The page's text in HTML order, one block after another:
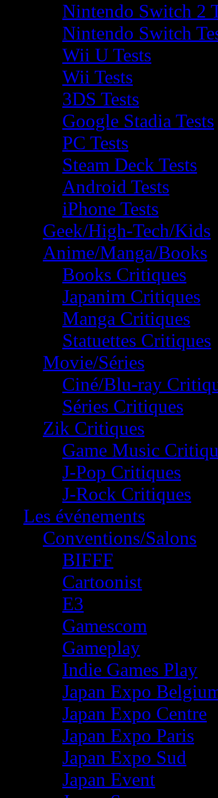
Nintendo Switch 2
Nintendo Switch
Wii U Tests
Wii Tests
3DS Tests
Google Stadia Tests
PC Tests
Steam Deck Tests
Android Tests
iPhone Tests
Geek/High-Tech/Kids
Anime/Manga/Books
Books Critiques
Japanim Critiques
Manga Critiques
Statuettes Critiques
Movie/Séries
Ciné/Blu-ray
Séries Critiques
Zik Critiques
Game Music
J-Pop Critiques
J-Rock Critiques
Les événements
Conventions/Salons
BIFFF
Cartoonist
E3
Gamescom
Gameplay
Indie Games Play
Japan Expo
Japan Expo Centre
Japan Expo Paris
Japan Expo Sud
Japan Event